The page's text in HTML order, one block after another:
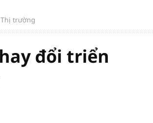
sở hữu nhà ở
sử dụng chung cư theo niên hạn với
Thị trường
đổi triển